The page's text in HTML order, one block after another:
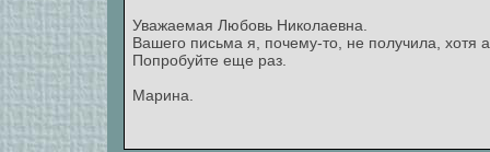
Уважаемая Любовь Николаевна.
Вашего письма я, почему-то, не получила, хотя
Попробуйте еще раз.
Марина.